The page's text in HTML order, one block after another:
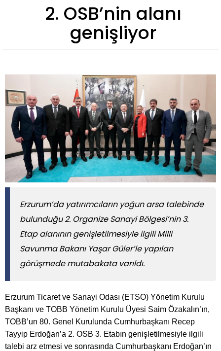
2. OSB’nin alanı
genişliyor
Erzurum’da yatırımcıların yoğun arsa talebinde
bulunduğu 2. Organize Sanayi Bölgesi’nin 3.
Etap alanının genişletilmesiyle ilgili Milli
Savunma Bakanı Yaşar Güler’le yapılan
görüşmede mutabakata varıldı.
Erzurum Ticaret ve Sanayi Odası (ETSO) Yönetim Kurulu
Başkanı ve TOBB Yönetim Kurulu Üyesi Saim Özakalın’ın,
TOBB’un 80. Genel Kurulunda Cumhurbaşkanı Recep
Tayyip Erdoğan’a 2. OSB 3. Etabın genişletilmesiyle ilgili
talebi arz etmesi ve sonrasında Cumhurbaşkanı Erdoğan’ın